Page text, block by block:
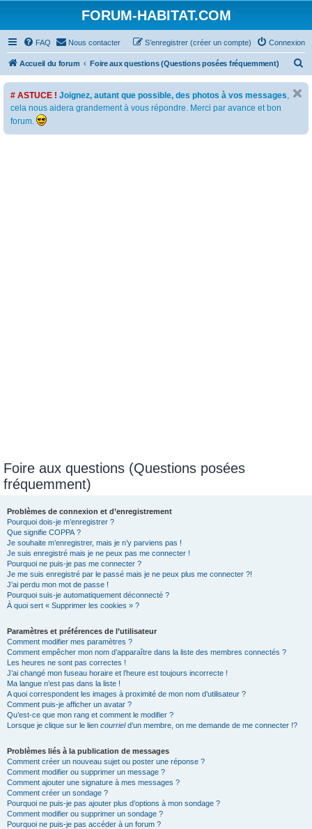
FORUM-HABITAT.COM
FAQ Nous contacter Connexion
S’enregistrer (créer un compte)
Accueil du forum Foire aux questions (Questions posées fréquemment)
e
# ASTUCE ! Joignez, autant que possible, des photos à vos messages,
cela nous aidera grandement à vous répondre. Merci par avance et bon
forum.
Foire aux questions (Questions posées
fréquemment)
Problèmes de connexion et d’enregistrement
Pourquoi dois-je m’enregistrer ?
Que signifie COPPA ?
Je souhaite m’enregistrer, mais je n’y parviens pas !
Je suis enregistré mais je ne peux pas me connecter !
Pourquoi ne puis-je pas me connecter ?
Je me suis enregistré par le passé mais je ne peux plus me connecter ?!
J’ai perdu mon mot de passe !
Pourquoi suis-je automatiquement déconnecté ?
À quoi sert « Supprimer les cookies » ?
Paramètres et préférences de l’utilisateur
Comment modifier mes paramètres ?
Comment empêcher mon nom d’apparaître dans la liste des membres connectés ?
Les heures ne sont pas correctes !
J’ai changé mon fuseau horaire et l’heure est toujours incorrecte !
Ma langue n’est pas dans la liste !
A quoi correspondent les images à proximité de mon nom d’utilisateur ?
Comment puis-je afficher un avatar ?
Qu’est-ce que mon rang et comment le modifier ?
Lorsque je clique sur le lien courrield’un membre, on me demande de me connecter !?
Problèmes liés à la publication de messages
Comment créer un nouveau sujet ou poster une réponse ?
Comment modifier ou supprimer un message ?
Comment ajouter une signature à mes messages ?
Comment créer un sondage ?
Pourquoi ne puis-je pas ajouter plus d’options à mon sondage ?
Comment modifier ou supprimer un sondage ?
Pourquoi ne puis-je pas accéder à un forum ?